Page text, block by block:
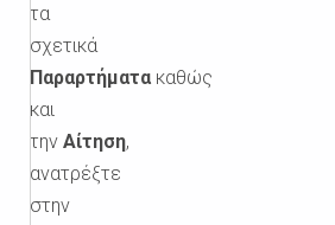
τα
σχετικά
Παραρτήματα καθώς
και
την Αίτηση,
ανατρέξτε
στην